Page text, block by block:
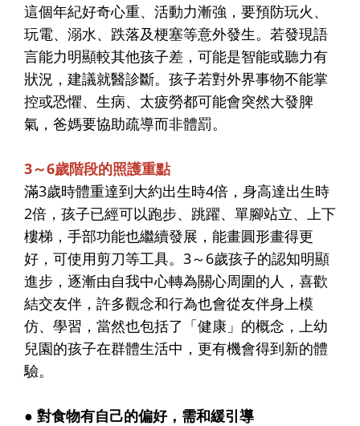
這個年紀好奇心重、活動力漸強，要預防玩火、
玩電、溺水、跌落及梗塞等意外發生。若發現語
言能力明顯較其他孩子差，可能是智能或聽力有
狀況，建議就醫診斷。孩子若對外界事物不能掌
控或恐懼、生病、太疲勞都可能會突然大發脾
氣，爸媽要協助疏導而非體罰。
3～6歲階段的照護重點
滿3歲時體重達到大約出生時4倍，身高達出生時
2倍，孩子已經可以跑步、跳躍、單腳站立、上下
樓梯，手部功能也繼續發展，能畫圓形畫得更
好，可使用剪刀等工具。3～6歲孩子的認知明顯
進步，逐漸由自我中心轉為關心周圍的人，喜歡
結交友伴，許多觀念和行為也會從友伴身上模
仿、學習，當然也包括了「健康」的概念，上幼
兒園的孩子在群體生活中，更有機會得到新的體
驗。
● 對食物有自己的偏好，需和緩引導